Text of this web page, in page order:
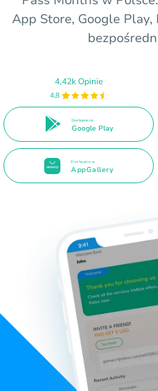
App Store, Google
4,42k Opinie
4,8
Dostępne na
Google Play
Dostępne w
AppGallery